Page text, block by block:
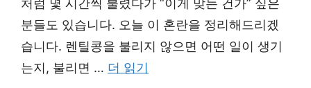
처럼 몇 시간씩 불렸다가 “이게 맞는 건가” 싶은
분들도 있습니다. 오늘 이 혼란을 정리해드리겠
습니다. 렌틸콩을 불리지 않으면 어떤 일이 생기
는지, 불리면 … 더 읽기